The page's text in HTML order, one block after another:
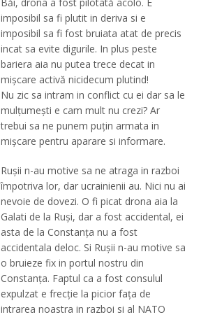
Băi, drona a fost pilotată acolo. E
imposibil sa fi plutit in deriva si e
imposibil sa fi fost bruiata atat de precis
incat sa evite digurile. In plus peste
bariera aia nu putea trece decat in
mișcare activă nicidecum plutind!
Nu zic sa intram in conflict cu ei dar sa le
mulțumești e cam mult nu crezi? Ar
trebui sa ne punem puțin armata in
mișcare pentru aparare si informare.
Rușii n-au motive sa ne atraga in razboi
împotriva lor, dar ucrainienii au. Nici nu ai
nevoie de dovezi. O fi picat drona aia la
Galati de la Ruși, dar a fost accidental, ei
asta de la Constanța nu a fost
accidentala deloc. Si Rușii n-au motive sa
o bruieze fix in portul nostru din
Constanța. Faptul ca a fost consulul
expulzat e frecție la picior fața de
intrarea noastra in razboi si al NATO